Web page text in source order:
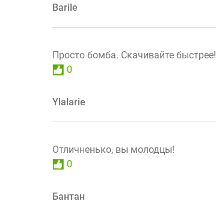
Barile
Просто бомба. Скачивайте быстрее!
0
Ylalarie
Отличненько, вы молодцы!
0
Бантан